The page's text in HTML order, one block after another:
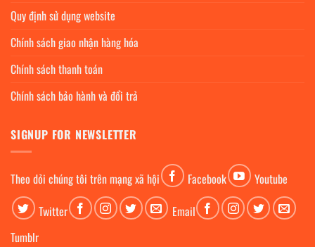
Quy định sử dụng website
Chính sách giao nhận hàng hóa
Chính sách thanh toán
Chính sách bảo hành và đổi trả
SIGNUP FOR NEWSLETTER
Theo dỏi chúng tôi trên mạng xã hội Facebook
Youtube
Twitter
Email
Tumblr